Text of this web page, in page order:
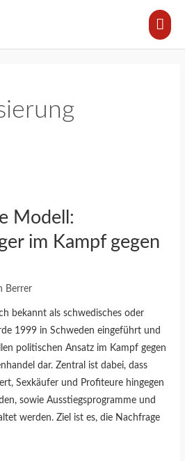
Modell:
im Kampf gegen
Berrer
bekannt als schwedisches oder
1999 in Schweden eingeführt und
politischen Ansatz im Kampf gegen
dar. Zentral ist dabei, dass
Sexkäufer und Profiteure hingegen
sowie Ausstiegsprogramme und
werden. Ziel ist es, die Nachfrage